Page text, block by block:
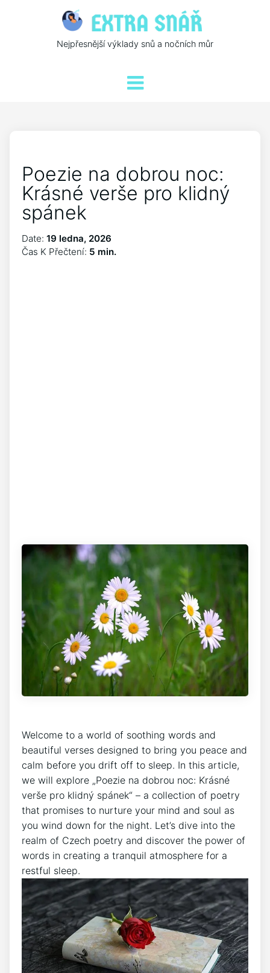
Nejpřesnější výklady snů a nočních můr
Poezie na dobrou noc:
Krásné verše pro klidný
spánek
Date: 19 ledna, 2026
Čas K Přečtení: 5 min.
Welcome to a world of soothing‌ words and
beautiful ⁢verses designed to bring⁢ you⁣ peace and
calm before you drift off ⁢to sleep.⁢ In this article,
we will explore „Poezie na dobrou noc: Krásné
verše pro klidný ‍spánek“ – a collection of poetry
that promises to nurture your mind and soul ​as
you ‌wind down for the night. Let’s⁢ dive into the
realm of Czech poetry‍ and discover the power of
words in⁣ creating a tranquil atmosphere for a
restful⁣ sleep.